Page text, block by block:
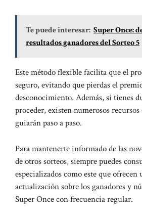
Te puede interesar: Super Once:
resultados ganadores del Sorteo 5
Este método flexible facilita que el
seguro, evitando que pierdas el
desconocimiento. Además, si tienes
proceder, existen numerosos
guiarán paso a paso.
Para mantenerte informado de las
de otros sorteos, siempre puedes
especializados como este que ofrecen
actualización sobrelos ganadores y
Super Oncecon frecuencia regular.